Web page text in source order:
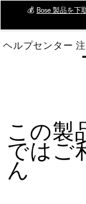
Main
💰 Bose 製品を
ヘルプセンター
この製
ではご
ん